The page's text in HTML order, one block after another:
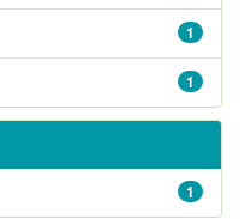
1
1
1